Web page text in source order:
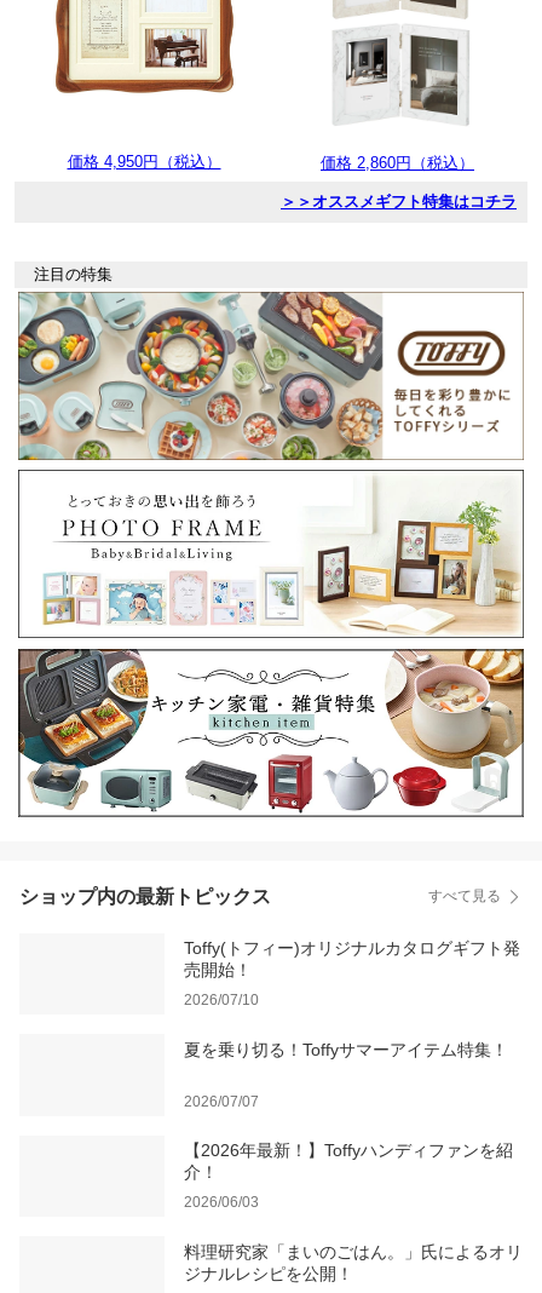
価格 4,950円（税込） 価格 2,860円（税込）
＞＞オススメギフト特集はコチラ
注目の特集
ショップ内の最新トピックス すべて見る
Toffy(トフィー)オリジナルカタログギフト発
売開始！
2026/07/10
夏を乗り切る！Toffyサマーアイテム特集！
2026/07/07
【2026年最新！】Toffyハンディファンを紹
介！
2026/06/03
料理研究家「まいのごはん。」氏によるオリ
ジナルレシピを公開！